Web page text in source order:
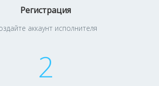
Регистрация
аккаунт исполнителя
2